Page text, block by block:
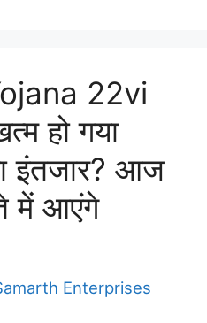
22vi
हो गया
इंतजार? आज
में आएंगे
Enterprises